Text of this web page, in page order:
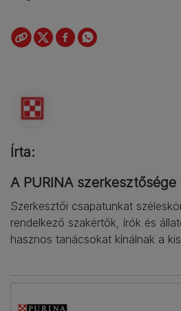
Írta:
A PURINA szerkesztősége
Szerkesztői csapatunkat
rendelkező szakértők, írók és
hasznos tanácsokat kínálnak a